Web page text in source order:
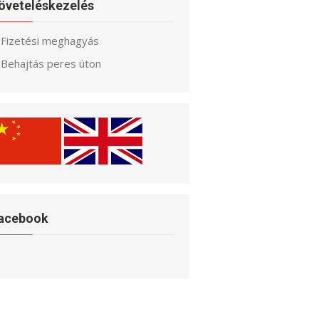
Fizetési meghagyás
Behajtás peres úton